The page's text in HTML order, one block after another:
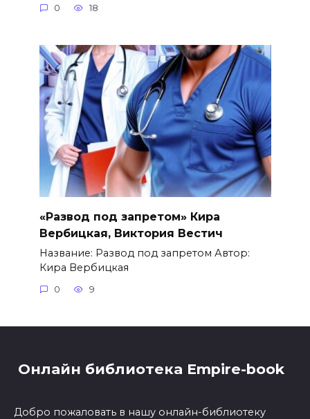
0 18
«Развод под запретом» Кира
Вербицкая, Виктория Вестич
Название: Развод под запретом Автор:
Кира Вербицкая
0 9
Онлайн библиотека Empire-book
Добро пожаловать в нашу онлайн-библиотеку